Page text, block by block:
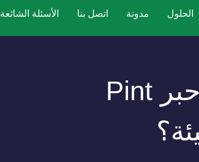
الحلول مدونة اتصل بنا الأسئلة الشائعة
ما مدى ملاءمة قاعدة حبر Pint